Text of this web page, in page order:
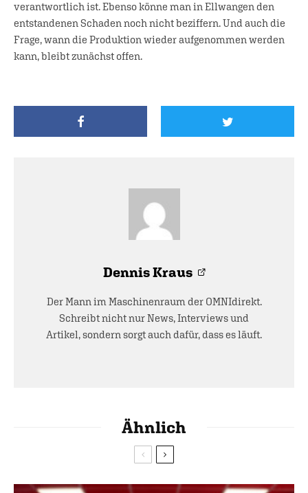
verantwortlich ist. Ebenso könne man in Ellwangen den
entstandenen Schaden noch nicht beziffern. Und auch die
Frage, wann die Produktion wieder aufgenommen werden
kann, bleibt zunächst offen.
Dennis Kraus
Der Mann im Maschinenraum der OMNIdirekt.
Schreibt nicht nur News, Interviews und
Artikel, sondern sorgt auch dafür, dass es läuft.
Ähnlich